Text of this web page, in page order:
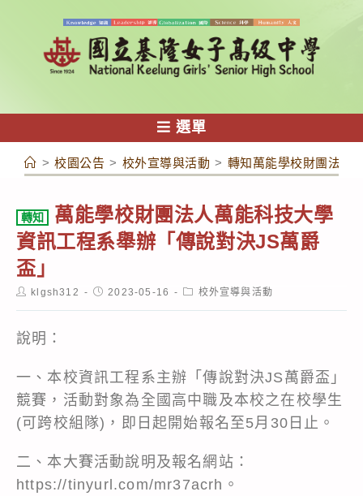
容
選單
> 校園公告 > 校外宣導與活動 > 轉知萬能學校財團法人
轉知
萬能學校財團法人萬能科技大學
資訊工程系舉辦「傳說對決JS萬爵
盃」
Postklgsh312
Post2023-05-16
Post校外宣導與活動
說明：
一、本校資訊工程系主辦「傳說對決JS萬爵盃」
競賽，活動對象為全國高中職及本校之在校學生
(可跨校組隊)，即日起開始報名至5月30日止。
二、本大賽活動說明及報名網站：
https://tinyurl.com/mr37acrh。